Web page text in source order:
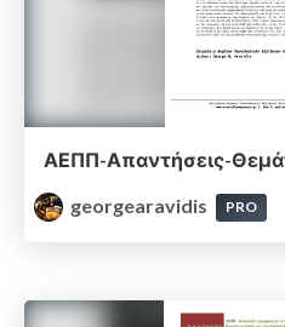
georgearavidis
PRO